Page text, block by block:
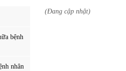
bệnh
nhân
(Đang cập nhật)